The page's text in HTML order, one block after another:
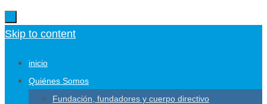
Skip to content
inicio
Quiénes Somos
Fundación, fundadores y cuerpo directivo